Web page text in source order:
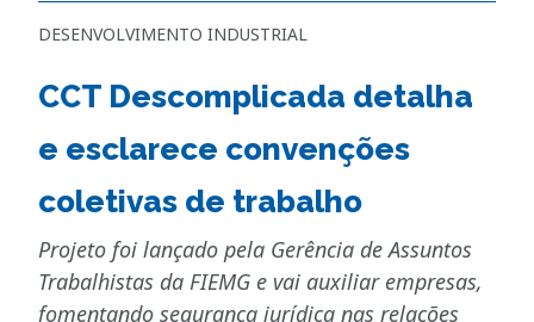
DESENVOLVIMENTO INDUSTRIAL
CCT Descomplicada detalha
e esclarece convenções
coletivas de trabalho
Projeto foi lançado pela Gerência de Assuntos
Trabalhistas da FIEMG e vai auxiliar empresas,
fomentando segurança jurídica nas relações